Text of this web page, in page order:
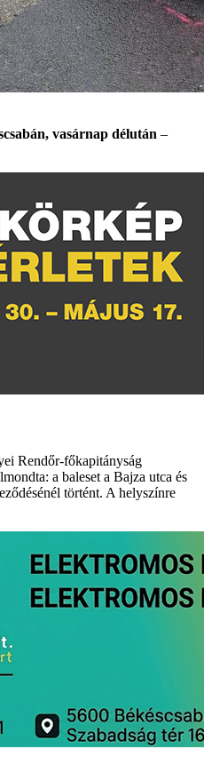
vasárnap délután –
Rendőr-főkapitányság
a baleset a Bajza utca és
történt. A helyszínre